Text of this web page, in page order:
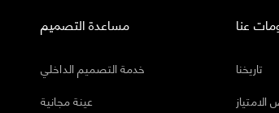
مساعدة التصميم
خدمة التصميم الداخلي
عينة مجانية
عنا
تاريخنا